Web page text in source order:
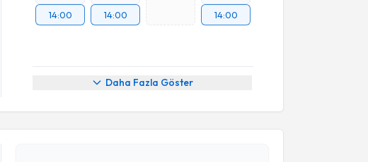
14:00
14:00
14:00
Daha Fazla Göster
Randevu Takvimi Talebi